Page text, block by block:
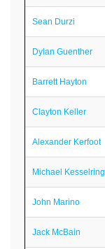
Sean Durzi
Dylan Guenther
Barrett Hayton
Clayton Keller
Alexander Kerfoot
Michael Kesselring
John Marino
Jack McBain